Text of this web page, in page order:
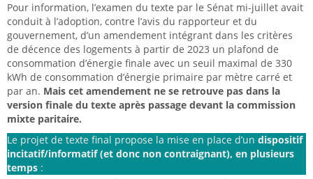
Pour information, l’examen du texte par le Sénat mi-juillet avait
conduit à l’adoption, contre l’avis du rapporteur et du
gouvernement, d’un amendement intégrant dans les critères
de décence des logements à partir de 2023 un plafond de
consommation d’énergie finale avec un seuil maximal de 330
kWh de consommation d’énergie primaire par mètre carré et
par an. Mais cet amendement ne se retrouve pas dans la
version finale du texte après passage devant la commission
mixte paritaire.
Le projet de texte final propose la mise en place d’un dispositif
incitatif/informatif (et donc non contraignant), en plusieurs
temps :